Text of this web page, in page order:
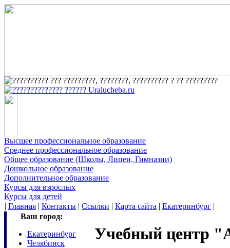
Высшее профессиональное образование
Среднее профессиональное образование
Общее образование (Школы, Лицеи, Гимназии)
Дошкольное образование
Дополнительное образование
Курсы для взрослых
Курсы для детей
| Главная | Контакты | Ссылки | Карта сайта | Екатеринбург |
Ваш город:
Екатеринбург
Челябинск
Учебный центр